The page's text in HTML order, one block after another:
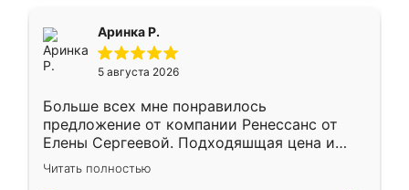
Аринка Р.
5 августа 2026
Больше всех мне понравилось
предложение от компании Ренессанс от
Елены Сергеевой. Подходяшщая цена и
короткие сроки изготовления. Приехавший
для замера сотрудник Владислав
Читать полностью